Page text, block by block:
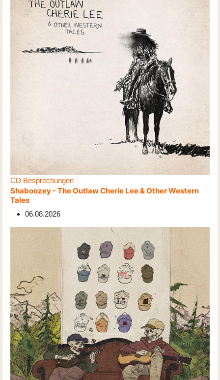
CD Besprechungen
Shaboozey - The Outlaw Cherie Lee & Other Western
Tales
06.08.2026